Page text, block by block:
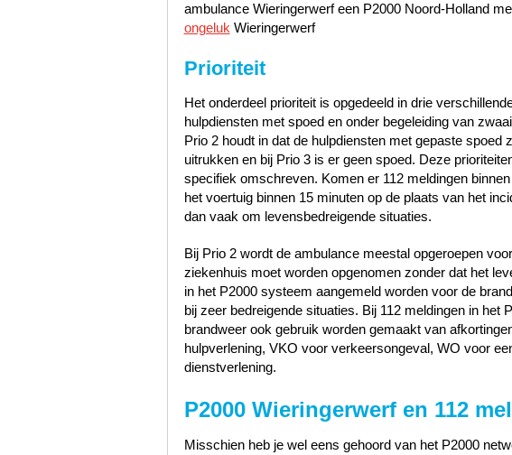
ambulance Wieringerwerf een P2000 Noord-Holland
ongeluk Wieringerwerf
Prioriteit
Het onderdeel prioriteit is opgedeeld in drie
hulpdiensten met spoed en onder begeleiding van
Prio 2 houdt in dat de hulpdiensten met gepaste spoed
uitrukken en bij Prio 3 is er geen spoed. Deze
specifiek omschreven. Komen er 112 meldingen
het voertuig binnen 15 minuten op de plaats van het
dan vaak om levensbedreigende situaties.
Bij Prio 2 wordt de ambulance meestal opgeroepen
ziekenhuis moet worden opgenomen zonder dat het
in het P2000 systeem aangemeld worden voor de
bij zeer bedreigende situaties. Bij 112 meldingen in het
brandweer ook gebruik worden gemaakt van
hulpverlening, VKO voor verkeersongeval, WO voor
dienstverlening.
P2000 Wieringerwerf en 112
Misschien heb je wel eens gehoord van het P2000